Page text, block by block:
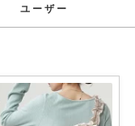
ユーザー